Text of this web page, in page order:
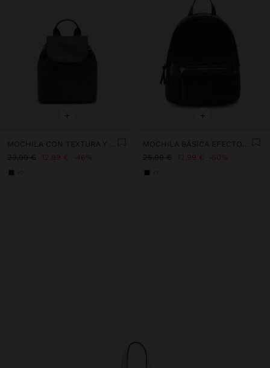
+
MOCHILA CON TEXTURA Y SOLAPA
23,99 €
12,99 € 46%
+
MOCHILA BÁSICA EFECTO PIEL
25,99 €
12,99 € 50%